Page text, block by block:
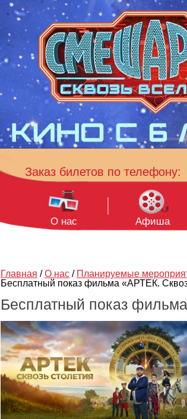
Заказ билетов по телефону:
О нас Афиша
Главная / О нас / Планируемые
Бесплатный показ фильма «АРТЕК.
Бесплатный показ